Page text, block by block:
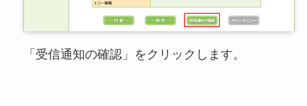
「受信通知の確認」をクリックします。